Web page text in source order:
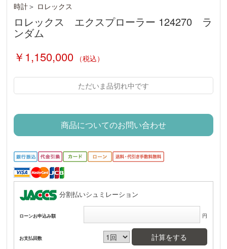
時計＞ ロレックス
ロレックス エクスプローラー 124270 ラ
ンダム
￥1,150,000 （税込）
ただいま品切れ中です
商品についてのお問い合わせ
分割払いシュミレーション
ローンお申込み額 円
お支払回数 計算をする